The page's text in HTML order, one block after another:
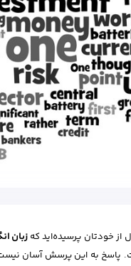
از خودتان پرسیده‌اید کهزبان
پاسخ به این پرسش آسان نیست؛